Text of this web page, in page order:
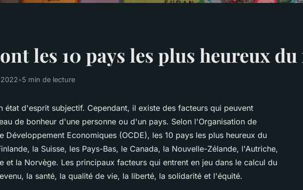
les 10 pays les plus heureux
•5 min de lecture
état d'esprit subjectif. Cependant, il existe des facteurs qui peuvent
de bonheur d'une personne ou d'un pays. Selon l'Organisation de
Développement Economiques (OCDE), les 10 pays les plus heureux du
la Suisse, les Pays-Bas, le Canada, la Nouvelle-Zélande, l'Autriche,
et la Norvège. Les principaux facteurs qui entrent en jeu dans le calcul du
la santé, la qualité de vie, la liberté, la solidarité et l'équité.